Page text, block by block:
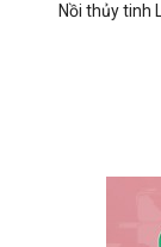
Nồi thủy tinh